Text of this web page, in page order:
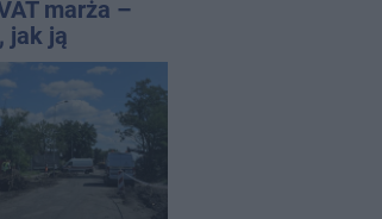
marża –
jak ją
i jak rozliczyć